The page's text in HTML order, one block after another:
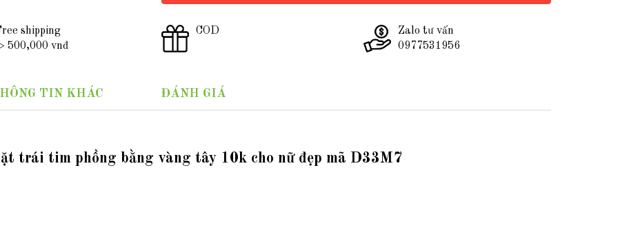
shipping
500,000 vnđ
COD
Zalo tư vấn
0977531956
TIN KHÁC ĐÁNH GIÁ
trái tim phồng bằng vàng tây 10k cho nữ đẹp mã D33M7